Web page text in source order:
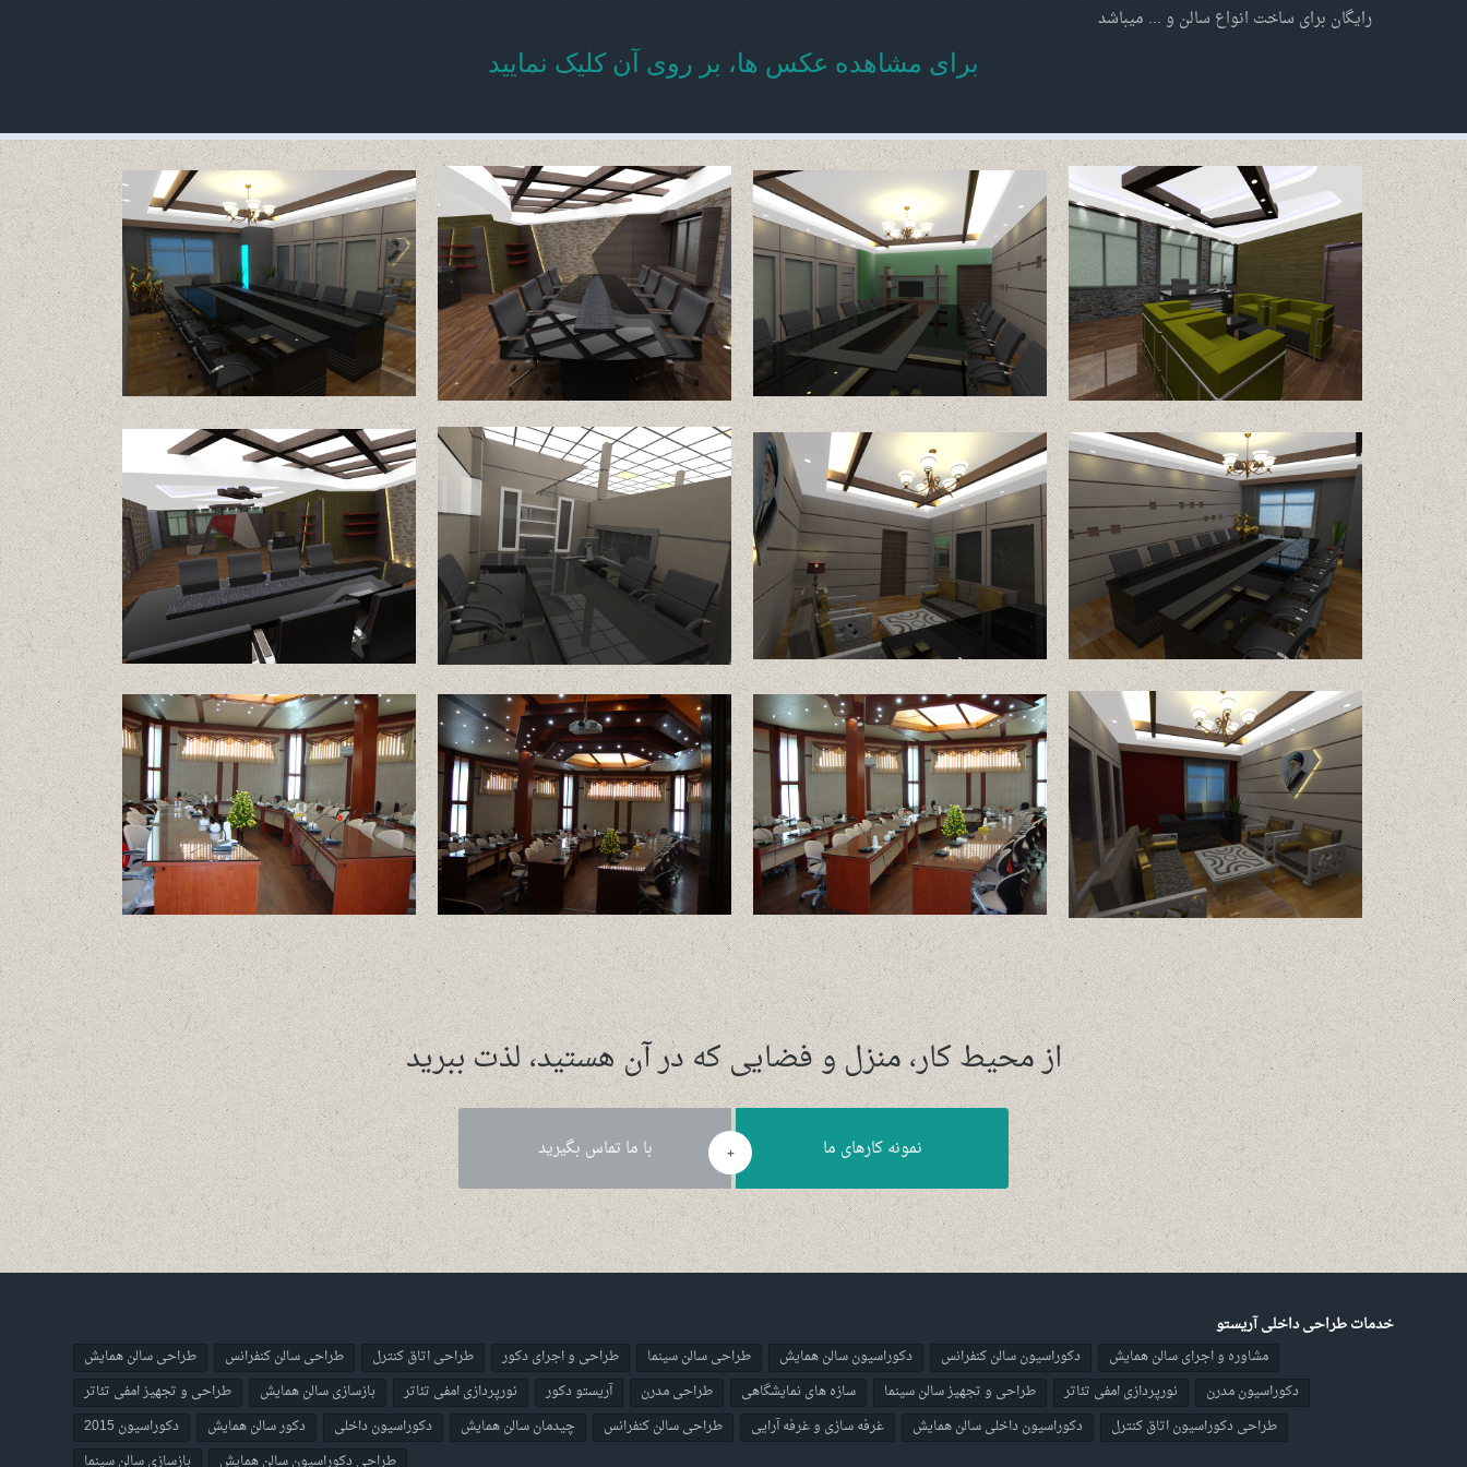
دکوراسیون و اجرای سقف
دکوراسیون سرویس بهداشتی
طراحی و اجرای دکوراسیون آشپزخانه
طراحی و اجرای دکوراسیون سرویس بهداشتی
طراحی و اجرای پله های دکوراتیو
طراحی و اجرای انواع سقف
رایگان برای ساخت انواع سالن و ... میباشد
برای مشاهده عکس ها، بر روی آن کلیک نمایید
از محیط کار، منزل و فضایی که در آن هستید، لذت ببرید
با ما تماس بگیرید + نمونه کارهای ما
خدمات طراحی داخلی آریستو
طراحی سالن همایش طراحی سالن کنفرانس طراحی اتاق کنترل طراحی و اجرای دکور طراحی سالن سینما دکوراسیون سالن همایش دکوراسیون سالن کنفرانس
مشاوره و اجرای سالن همایش
طراحی و تجهیز امفی تئاتر
بازسازی سالن همایش نورپردازی امفی تئاتر آریستو دکور طراحی مدرن سازه های نمایشگاهی طراحی و تجهیز سالن سینما نورپردازی امفی تئاتر
دکوراسیون مدرن
دکوراسیون 2015
دکور سالن همایش دکوراسیون داخلی چیدمان سالن همایش طراحی سالن کنفرانس غرفه سازی و غرفه آرایی دکوراسیون داخلی سالن همایش
طراحی دکوراسیون اتاق کنترل
بازسازی سالن سینما
طراحی دکوراسیون سالن همایش